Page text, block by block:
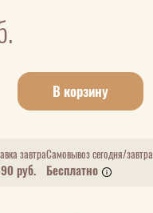
В корзину
завтра
руб.
Самовывоз сегодня/завтра
Бесплатно